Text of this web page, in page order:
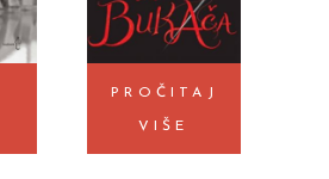
PROČITAJ
VIŠE